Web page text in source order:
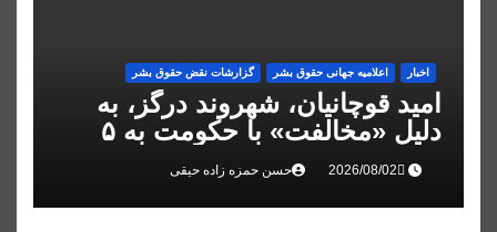
اخبار اعلاميه جهانی حقوق بشر گزارشات نقض حقوق بشر
امید قوچانیان، شهروند درگز، به
دلیل «مخالفت» با حکومت به ۵
سال زندان محکوم شد
حسن حمزه زاده حیقی